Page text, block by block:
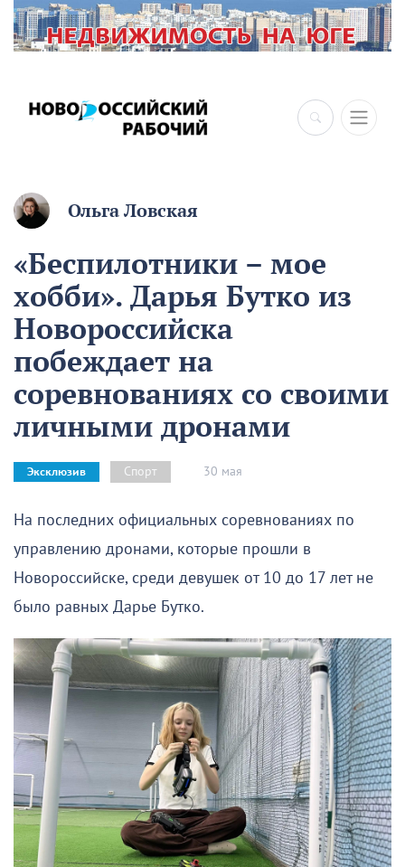
×
Ольга Ловская
«Беспилотники – мое
хобби». Дарья Бутко из
Новороссийска
побеждает на
соревнованиях со своими
личными дронами
Эксклюзив Спорт 30 мая
На последних официальных соревнованиях по
управлению дронами, которые прошли в
Новороссийске, среди девушек от 10 до 17 лет не
было равных Дарье Бутко.